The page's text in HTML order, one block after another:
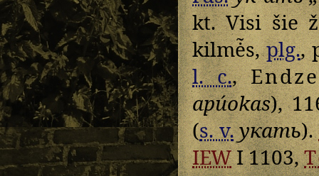
kt. Visi šie
kilmė̃s,plg.,
l. c.,
apúokas),
(s. v.укать).
IEWI 1103,